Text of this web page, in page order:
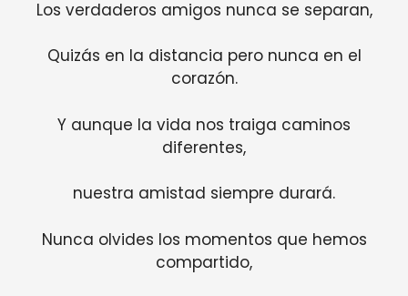
Los verdaderos amigos nunca se separan,
Quizás en la distancia pero nunca en el
corazón.
Y aunque la vida nos traiga caminos
diferentes,
nuestra amistad siempre durará.
Nunca olvides los momentos que hemos
compartido,